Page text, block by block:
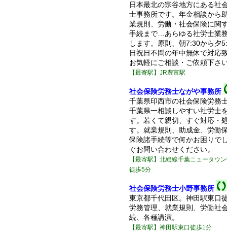
日本最北の宗谷地方にある社
士事務所です。年金相談から
業規則、労働・社会保険に関
手続まで…あらゆる社労士業
します。原則、朝7:30から夕
日祝日不問の年中無休で対応
お気軽にご相談・ご依頼下さ
【最寄駅】JR豊富駅
社会保険労務士ながや事務所
千葉県印西市の社会保険労務
千葉県一相談しやすい社労士
す。若くて親切、すぐ対応・
す。就業規則、助成金、労働
保険諸手続等で何かお困りで
ぐお問い合わせください。
【最寄駅】北総線千葉ニュータウ
徒歩5分
社会保険労務士小野事務所
東京都千代田区。神田駅東口
労務管理、就業規則、労働社
続、各種講演。
【最寄駅】神田駅東口徒歩1分